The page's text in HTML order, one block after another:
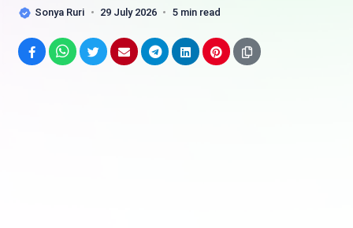
Sonya Ruri 29 July 2026 5 min read